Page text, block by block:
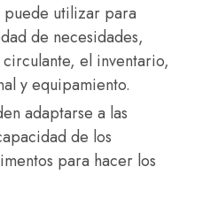
puede utilizar para
de necesidades,
el inventario,
y equipamiento.
adaptarse a las
de los
para hacer los